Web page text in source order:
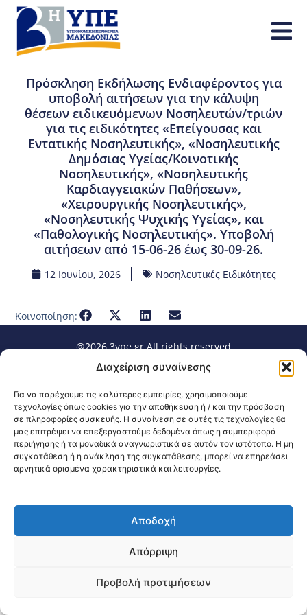
Διαχείριση συναίνεσης
Για να παρέχουμε τις καλύτερες εμπειρίες, χρησιμοποιούμε
τεχνολογίες όπως cookies για την αποθήκευση ή / και την πρόσβαση
σε πληροφορίες συσκευής. Η συναίνεση σε αυτές τις τεχνολογίες θα
μας επιτρέψει να επεξεργαστούμε δεδομένα όπως η συμπεριφορά
περιήγησης ή τα μοναδικά αναγνωριστικά σε αυτόν τον ιστότοπο. Η μη
συγκατάθεση ή η ανάκληση της συγκατάθεσης, μπορεί να επηρεάσει
αρνητικά ορισμένα χαρακτηριστικά και λειτουργίες.
Αποδοχή
Απόρριψη
Προβολή προτιμήσεων
Πρόσκληση Εκδήλωσης Ενδιαφέροντος για
υποβολή αιτήσεων για την κάλυψη
θέσεων ειδικευόμενων Νοσηλευτών/τριών
για τις ειδικότητες «Επείγουσας και
Εντατικής Νοσηλευτικής», «Νοσηλευτικής
Δημόσιας Υγείας/Κοινοτικής
Νοσηλευτικής», «Νοσηλευτικής
Καρδιαγγειακών Παθήσεων»,
«Χειρουργικής Νοσηλευτικής»,
«Νοσηλευτικής Ψυχικής Υγείας», και
«Παθολογικής Νοσηλευτικής». Υποβολή
αιτήσεων από 15-06-26 έως 30-09-26.
12 Ιουνίου, 2026 Νοσηλευτικές Ειδικότητες
Κοινοποίηση:
@2026 3ype.gr All rights reserved
Πολιτική Προστασίας Δεδομένων
Θεσσαλονίκη, Ελλάδα Τηλ: +30 2311 226 200
email: 3ype@3ype.gr
Page Visits:
00023 Website Visits: 1596063